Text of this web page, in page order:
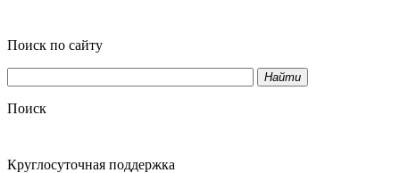
Поиск по сайту
Найти
Поиск
Круглосуточная поддержка